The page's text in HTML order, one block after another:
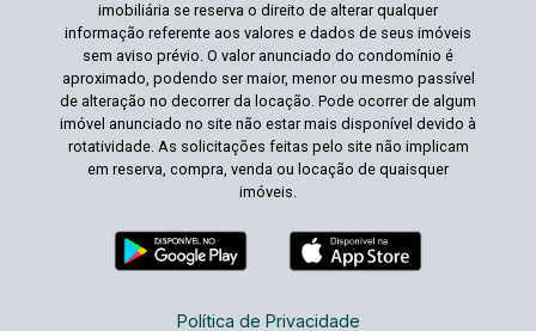
imobiliária se reserva o direito de alterar qualquer
informação referente aos valores e dados de seus imóveis
sem aviso prévio. O valor anunciado do condomínio é
aproximado, podendo ser maior, menor ou mesmo passível
de alteração no decorrer da locação. Pode ocorrer de algum
imóvel anunciado no site não estar mais disponível devido à
rotatividade. As solicitações feitas pelo site não implicam
em reserva, compra, venda ou locação de quaisquer
imóveis.
Política de Privacidade